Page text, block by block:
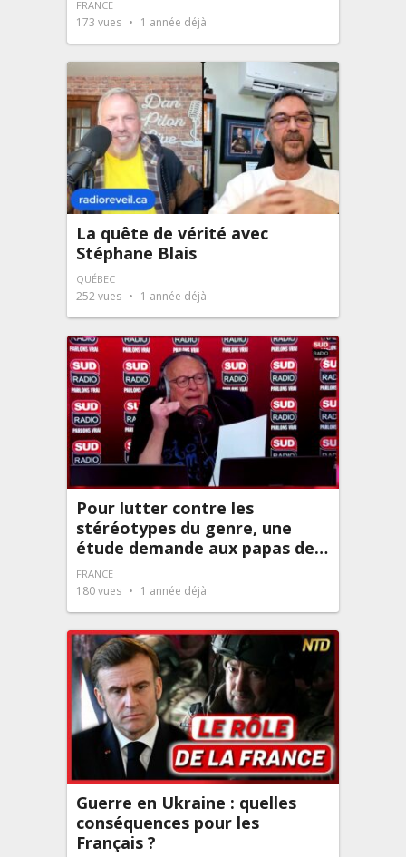
FRANCE
173 vues 1 année déjà
La quête de vérité avec
Stéphane Blais
QUÉBEC
252vues 1 année déjà
Pour lutter contre les
stéréotypes du genre, une
étude demande aux papas de…
FRANCE
180vues 1 année déjà
Guerre en Ukraine : quelles
conséquences pour les
Français ?